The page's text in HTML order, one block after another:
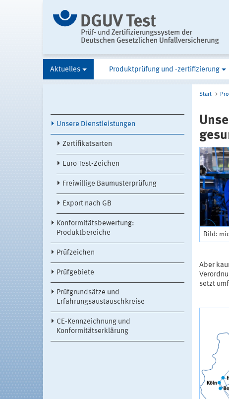
Aktuelles Produktprüfung und -zertifizierung
Unsere Dienstleistungen
Zertifikatsarten
Euro Test-Zeichen
Freiwillige Baumusterprüfung
Export nach GB
Konformitätsbewertung:
Produktbereiche
Prüfzeichen
Prüfgebiete
Prüfgrundsätze und
Erfahrungsaustauschkreise
CE-Kennzeichnung und
Konformitätserklärung
Start
Bild:
Aber
setzt